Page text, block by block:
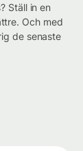
Ställ in en
Och med
de senaste